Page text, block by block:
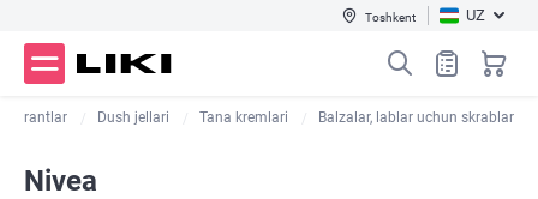
Toshkent UZ
Dush jellari Tana kremlari Balzalar, lablar uchun skrablar
Nivea